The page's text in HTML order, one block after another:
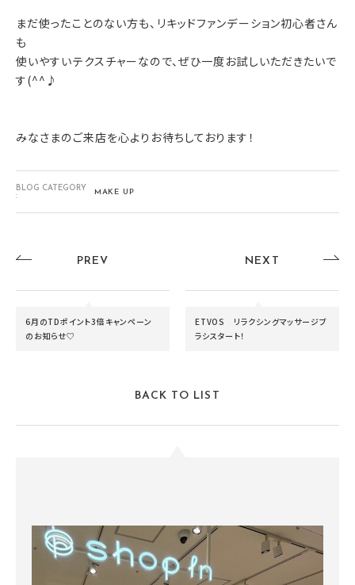
まだ使ったことのない方も、リキッドファンデーション初心者さん
も
使いやすいテクスチャーなので、ぜひ一度お試しいただきたいで
す(^^♪
みなさまのご来店を心よりお待ちしております！
BLOG CATEGORY
:
MAKE UP
PREV
6月のTDポイント3倍キャンペーン
のお知らせ♡
NEXT
ETVOS リラクシングマッサージブ
ラシスタート！
BACK TO LIST